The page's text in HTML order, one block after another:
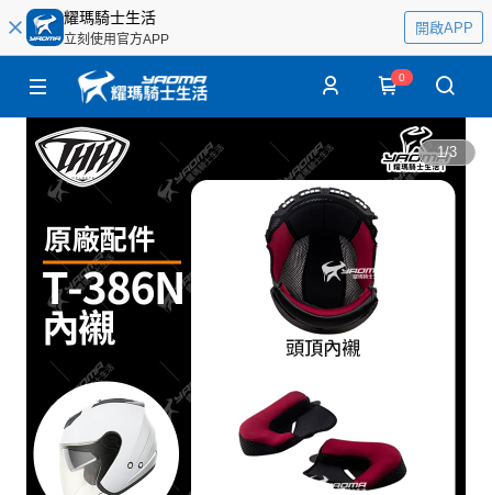
耀瑪騎士生活
立刻使用官方APP
開啟APP
0
1/3